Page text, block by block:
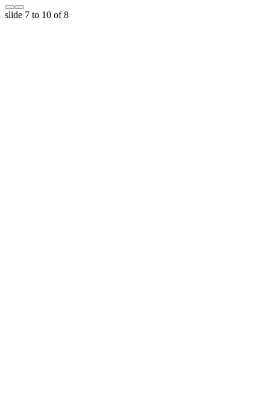
slide 7 to 10 of 8